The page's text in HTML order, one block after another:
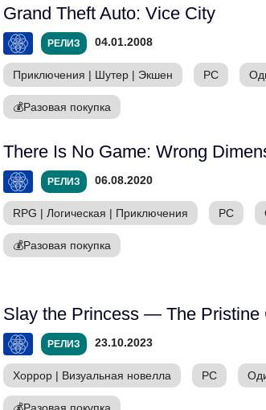
Grand Theft Auto: Vice City
РЕЛИЗ 04.01.2008
Приключения | Шутер | Экшен PC
💰Разовая покупка
There Is No Game: Wrong
РЕЛИЗ 06.08.2020
RPG | Логическая | Приключения PC
💰Разовая покупка
Slay the Princess — The Pristine
РЕЛИЗ 23.10.2023
Хоррор | Визуальная новелла PC